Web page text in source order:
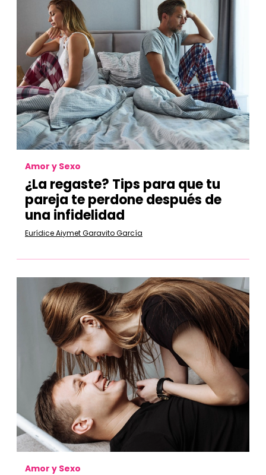
Amor y Sexo
¿La regaste? Tips para que tu
pareja te perdone después de
una infidelidad
Eurídice Aiymet Garavito García
Amor y Sexo